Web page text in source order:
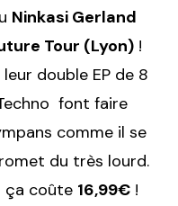
Ninkasi Gerland
Tour (Lyon) !
double EP de 8
font faire
comme il se
du très lourd.
ça coûte 16,99€ !